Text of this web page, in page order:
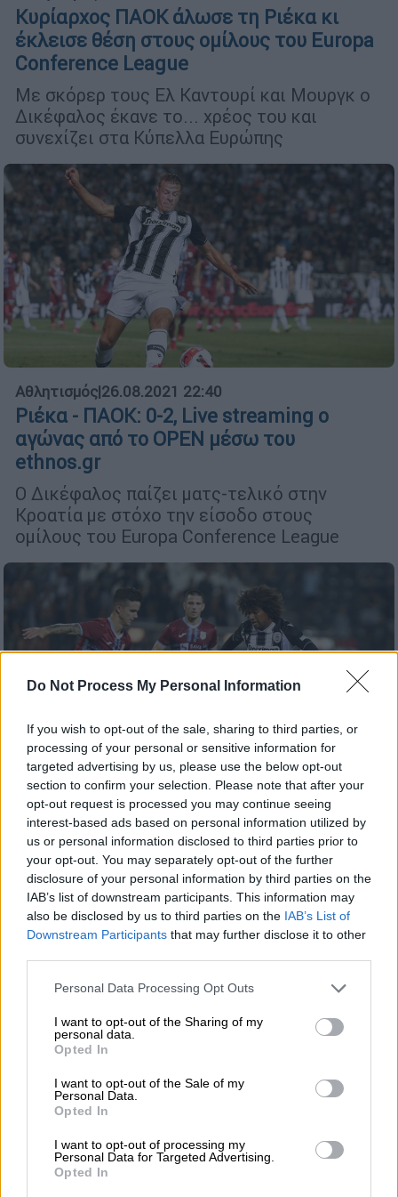
Do Not Process My Personal Information
If you wish to opt-out of the sale, sharing to third parties, or
processing of your personal or sensitive information for
targeted advertising by us, please use the below opt-out
section to confirm your selection. Please note that after your
opt-out request is processed you may continue seeing
interest-based ads based on personal information utilized by
us or personal information disclosed to third parties prior to
your opt-out. You may separately opt-out of the further
disclosure of your personal information by third parties on the
IAB’s list of downstream participants. This information may
also be disclosed by us to third parties on the IAB’s List of
Downstream Participants that may further disclose it to other
Please note that this website/app uses one or more Google
not limited to your visit or usage behaviour. You may click to
grant or deny consent to Google and its third-party tags to
use your data for below specified purposes in below Google
consent section.
Personal Data Processing Opt Outs
I want to opt-out of the Sharing of my
personal data.
Opted In
I want to opt-out of the Sale of my
Personal Data.
Opted In
I want to opt-out of processing my
Personal Data for Targeted Advertising.
Opted In
Κυρίαρχος ΠΑΟΚ άλωσε τη Ριέκα κι
έκλεισε θέση στους ομίλους του Europa
Conference League
Με σκόρερ τους Ελ Καντουρί και Μουργκ ο
Δικέφαλος έκανε το... χρέος του και
συνεχίζει στα Κύπελλα Ευρώπης
Αθλητισμός|26.08.2021 22:40
Ριέκα - ΠΑΟΚ: 0-2, Live streaming ο
αγώνας από το OPEN μέσω του
ethnos.gr
O Δικέφαλος παίζει ματς-τελικό στην
Κροατία με στόχο την είσοδο στους
ομίλους του Europa Conference League
Αθλητισμός|25.08.2021 19:35
Στην Κροατία για την πρόκριση ο ΠΑΟΚ -
Λουτσέσκου: «Πρέπει να περάσουμε»
Ζωντανά και αποκλειστικά από το OPEN η
ρεβάνς του ΠΑΟΚ στη Ριέκα για τα πλέι οφ
του Europa Conference League
Αθλητισμός|23.08.2021 20:47